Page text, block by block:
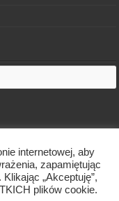
internetowej, aby
zapamiętując
„Akceptuję”,
plików cookie.